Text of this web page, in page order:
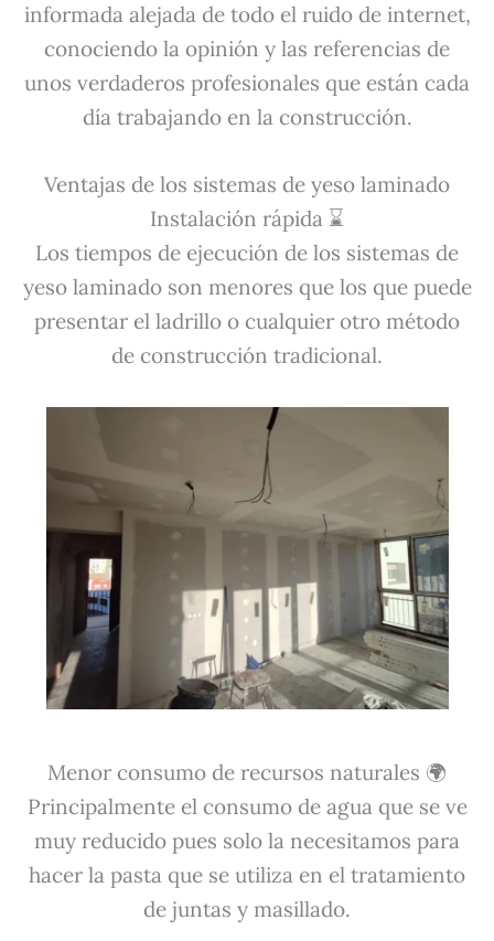
informada alejada de todo el ruido de internet,
conociendo la opinión y las referencias de
unos verdaderos profesionales que están cada
día trabajando en la construcción.
Ventajas de los sistemas de yeso laminado
Instalación rápida ⌛
Los tiempos de ejecución de los sistemas de
yeso laminado son menores que los que puede
presentar el ladrillo o cualquier otro método
de construcción tradicional.
Menor consumo de recursos naturales 🌍
Principalmente el consumo de agua que se ve
muy reducido pues solo la necesitamos para
hacer la pasta que se utiliza en el tratamiento
de juntas y masillado.